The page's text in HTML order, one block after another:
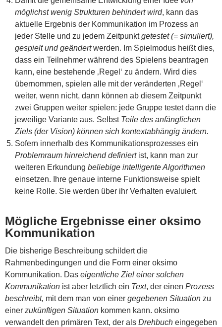
möglichst wenig Strukturen behindert wird, kann das
aktuelle Ergebnis der Kommunikation im Prozess an
jeder Stelle und zu jedem Zeitpunktgetestet (= simuliert),
gespielt und geändertwerden. Im Spielmodus heißt dies,
dass ein Teilnehmer während des Spielens beantragen
kann, eine bestehende ‚Regel‘ zu ändern. Wird dies
übernommen, spielen alle mit der veränderten ‚Regel‘
weiter, wenn nicht, dann können ab diesem Zeitpunkt
zwei Gruppen weiter spielen: jede Gruppe testet dann die
jeweilige Variante aus. Selbst Teile des anfänglichen
Ziels (der Vision) können sich kontextabhängig ändern.
Sofern innerhalb des Kommunikationsprozesses ein
Problemraum hinreichend definiertist, kann man zur
weiteren Erkundung beliebige intelligente Algorithmen
einsetzen. Ihre genaue interne Funktionsweise spielt
keine Rolle. Sie werden über ihr Verhalten evaluiert.
Mögliche Ergebnisse einer oksimo
Kommunikation
Die bisherige Beschreibung schildert die
Rahmenbedingungen und die Form einer oksimo
Kommunikation. Das eigentliche Ziel einer solchen
Kommunikation ist aber letztlich ein Text, der einen Prozess
beschreibt, mit dem man von einer gegebenen Situation zu
einer zukünftigen Situation kommen kann. oksimo
verwandelt den primären Text, der als Drehbuch eingegeben